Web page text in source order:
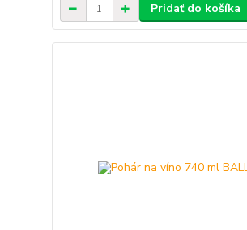
Pridať do košíka